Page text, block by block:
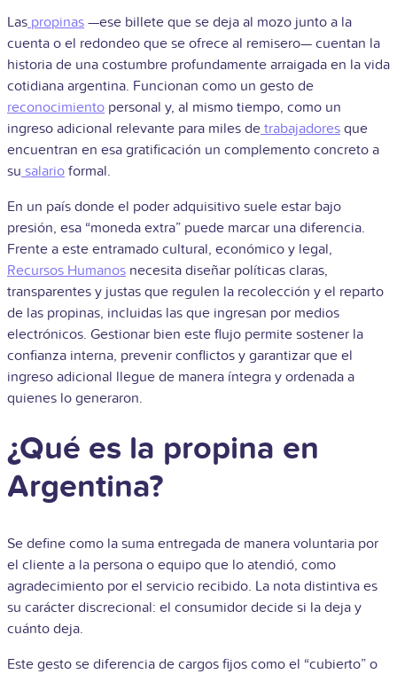
Las propinas —ese billete que se deja al mozo junto a la
cuenta o el redondeo que se ofrece al remisero— cuentan la
historia de una costumbre profundamente arraigada en la vida
cotidiana argentina. Funcionan como un gesto de
reconocimiento personal y, al mismo tiempo, como un
ingreso adicional relevante para miles de trabajadores que
encuentran en esa gratificación un complemento concreto a
su salario formal.
En un país donde el poder adquisitivo suele estar bajo
presión, esa “moneda extra” puede marcar una diferencia.
Frente a este entramado cultural, económico y legal,
Recursos Humanos necesita diseñar políticas claras,
transparentes y justas que regulen la recolección y el reparto
de las propinas, incluidas las que ingresan por medios
electrónicos. Gestionar bien este flujo permite sostener la
confianza interna, prevenir conflictos y garantizar que el
ingreso adicional llegue de manera íntegra y ordenada a
quienes lo generaron.
¿Qué es la propina en
Argentina?
Se define como la suma entregada de manera voluntaria por
el cliente a la persona o equipo que lo atendió, como
agradecimiento por el servicio recibido. La nota distintiva es
su carácter discrecional: el consumidor decide si la deja y
cuánto deja.
Este gesto se diferencia de cargos fijos como el “cubierto” o